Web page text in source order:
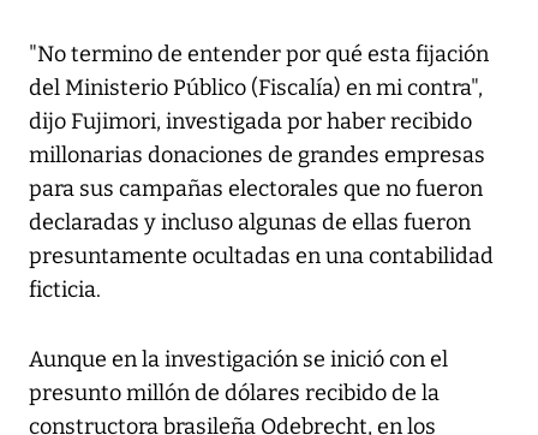
"No termino de entender por qué esta fijación
del Ministerio Público (Fiscalía) en mi contra",
dijo Fujimori, investigada por haber recibido
millonarias donaciones de grandes empresas
para sus campañas electorales que no fueron
declaradas y incluso algunas de ellas fueron
presuntamente ocultadas en una contabilidad
ficticia.
Aunque en la investigación se inició con el
presunto millón de dólares recibido de la
constructora brasileña Odebrecht, en los